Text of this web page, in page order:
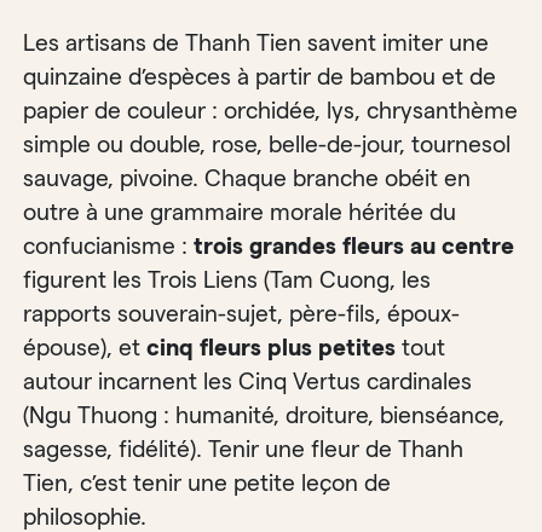
Les artisans de Thanh Tien savent imiter une
quinzaine d’espèces à partir de bambou et de
papier de couleur : orchidée, lys, chrysanthème
simple ou double, rose, belle-de-jour, tournesol
sauvage, pivoine. Chaque branche obéit en
outre à une grammaire morale héritée du
confucianisme :trois grandes fleurs au centre
figurent les Trois Liens (Tam Cuong, les
rapports souverain-sujet, père-fils, époux-
épouse), etcinq fleurs plus petites tout
autour incarnent les Cinq Vertus cardinales
(Ngu Thuong : humanité, droiture, bienséance,
sagesse, fidélité). Tenir une fleur de Thanh
Tien, c’est tenir une petite leçon de
philosophie.